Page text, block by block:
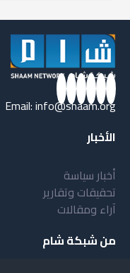
Email:info@shaam.org
الأخبار
أخبار سياسة
تحقيقات وتقارير
آراء ومقالات
من شبكة شام